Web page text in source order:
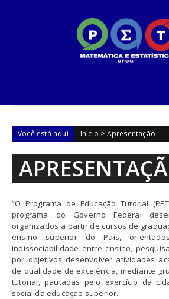
Você está aqui Inicio > Apresentação
“O Programa de Educação Tutorial
programa do Governo Federal
organizados a partir de cursos de
ensino superior do País,
indissociabilidade entre ensino,
por objetivos desenvolver atividades
de qualidade de excelência, mediante
tutorial, pautadas pelo exercício da
social da educação superior.